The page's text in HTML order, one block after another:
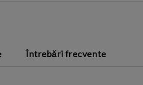
si conditiile și cuPolitica
Întrebări frecvente